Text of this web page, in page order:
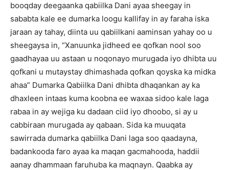
booqday deegaanka qabiilka Dani ayaa sheegay in
sababta kale ee dumarka loogu kallifay in ay faraha iska
jaraan ay tahay, diinta uu qabiilkani aaminsan yahay oo u
sheegaysa in, “Xanuunka jidheed ee qofkan nool soo
gaadhayaa uu astaan u noqonayo murugada iyo dhibta uu
qofkani u mutaystay dhimashada qofkan qoyska ka midka
ahaa” Dumarka Qabiilka Dani dhibta dhaqankan ay ka
dhaxleen intaas kuma koobna ee waxaa sidoo kale laga
rabaa in ay wejiga ku dadaan ciid iyo dhoobo, si ay u
cabbiraan murugada ay qabaan. Sida ka muuqata
sawirrada dumarka qabiilka Dani laga soo qaadayna,
badankooda faro ayaa ka maqan gacmahooda, haddii
aanay dhammaan faruhuba ka maqnayn. Qaabka ay